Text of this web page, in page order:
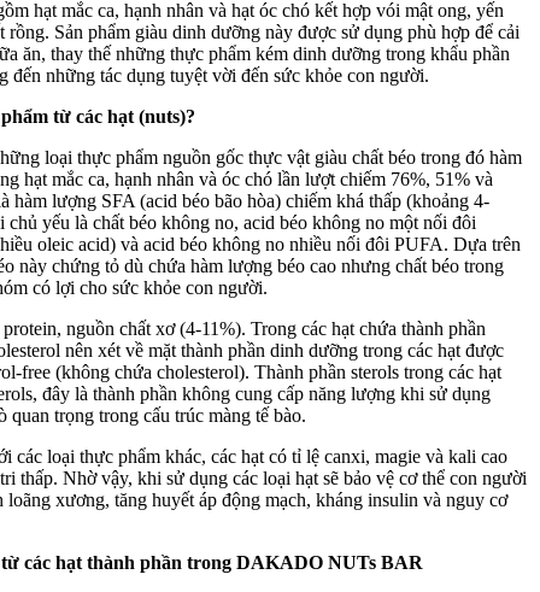
hạt mắc ca, hạnh nhân và hạt óc chó kết hợp vói mật ong, yến
rồng. Sản phẩm giàu dinh dưỡng này được sử dụng phù hợp để cải
ăn, thay thế những thực phẩm kém dinh dưỡng trong khẩu phần
đến những tác dụng tuyệt vời đến sức khỏe con người.
từ các hạt (nuts)?
loại thực phẩm nguồn gốc thực vật giàu chất béo trong đó hàm
hạt mắc ca, hạnh nhân và óc chó lần lượt chiếm 76%, 51% và
hàm lượng SFA (acid béo bão hòa) chiếm khá thấp (khoảng 4-
chủ yếu là chất béo không no, acid béo không no một nối đôi
oleic acid) và acid béo không no nhiều nối đôi PUFA. Dựa trên
này chứng tỏ dù chứa hàm lượng béo cao nhưng chất béo trong
có lợi cho sức khỏe con người.
nguồn chất xơ (4-11%). Trong các hạt chứa thành phần
nên xét về mặt thành phần dinh dưỡng trong các hạt được
free (không chứa cholesterol). Thành phần sterols trong các hạt
đây là thành phần không cung cấp năng lượng khi sử dụng
quan trọng trong cấu trúc màng tế bào.
các loại thực phẩm khác, các hạt có tỉ lệ canxi, magie và kali cao
thấp. Nhờ vậy, khi sử dụng các loại hạt sẽ bảo vệ cơ thể con người
loãng xương, tăng huyết áp động mạch, kháng insulin và nguy cơ
các hạt thành phần trong DAKADO NUTs BAR